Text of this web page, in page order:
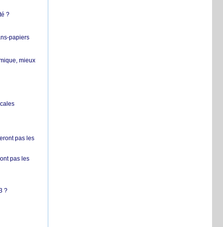
?
papiers
mieux
pas les
pas les
?